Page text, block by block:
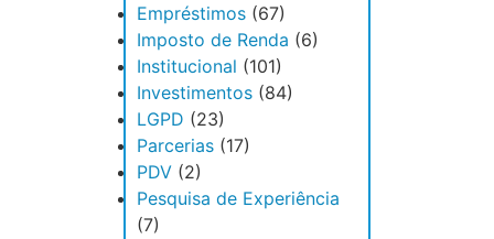
Empréstimos (67)
Imposto de Renda (6)
Institucional (101)
Investimentos (84)
LGPD (23)
Parcerias (17)
PDV (2)
Pesquisa de Experiência
(7)